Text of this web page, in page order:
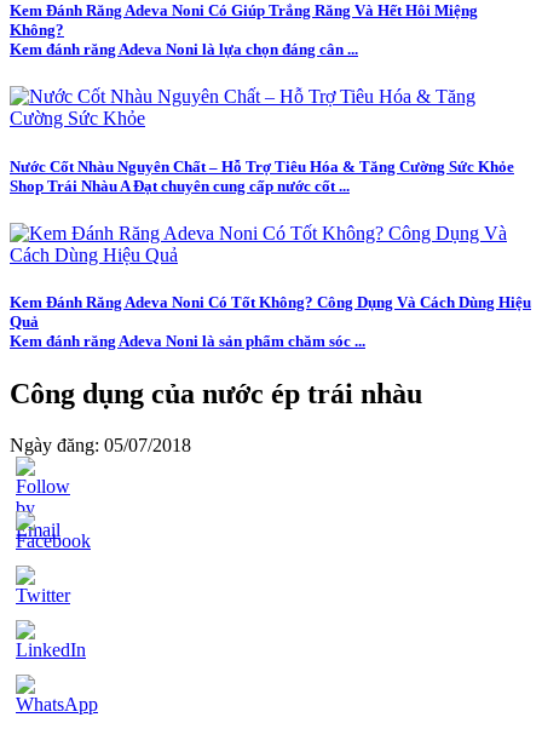
Kem Đánh Răng Adeva Noni Có Giúp Trắng Răng Và Hết Hôi Miệng
Không?
Kem đánh răng Adeva Noni là lựa chọn đáng cân ...
Nước Cốt Nhàu Nguyên Chất – Hỗ Trợ Tiêu Hóa & Tăng Cường Sức Khỏe
Shop Trái Nhàu A Đạt chuyên cung cấp nước cốt ...
Kem Đánh Răng Adeva Noni Có Tốt Không? Công Dụng Và Cách Dùng Hiệu
Quả
Kem đánh răng Adeva Noni là sản phẩm chăm sóc ...
Công dụng của nước ép trái nhàu
Ngày đăng: 05/07/2018